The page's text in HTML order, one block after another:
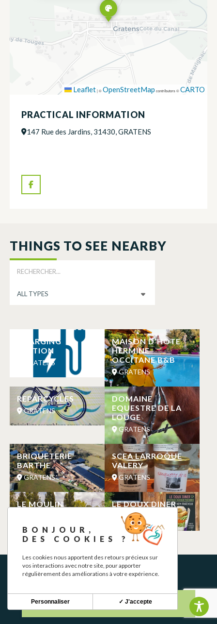
Leaflet|©OpenStreetMap contributors ©CARTO
PRACTICAL INFORMATION
147 Rue des Jardins, 31430, GRATENS
THINGS TO SEE NEARBY
CHARGING
STATION
GRATENS
MAISON D’HOTE
HERMINE
OCCITANE B&B
GRATENS
REPARCYCLES
GRATENS
DOMAINE
EQUESTRE DE LA
LOUGE
GRATENS
BRIQUETERIE
BARTHE
GRATENS
SCEA LARROQUE
VALERY
GRATENS
LE MOULIN
GRATENS
LE DOUX DINER
GRATENS
BONJOUR,
DES COOKIES ?
Les cookies nous apportent des retours précieux sur
vos interactions avec notre site, pour apporter
régulièrement des améliorations à votre expérience.
✓ J'accepte
Personnaliser